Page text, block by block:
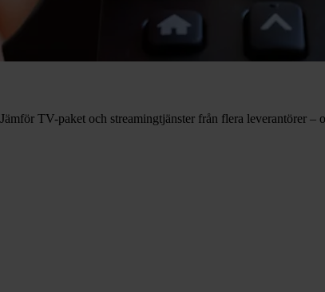
TV-paket och streamingtjänster från flera leverantörer –